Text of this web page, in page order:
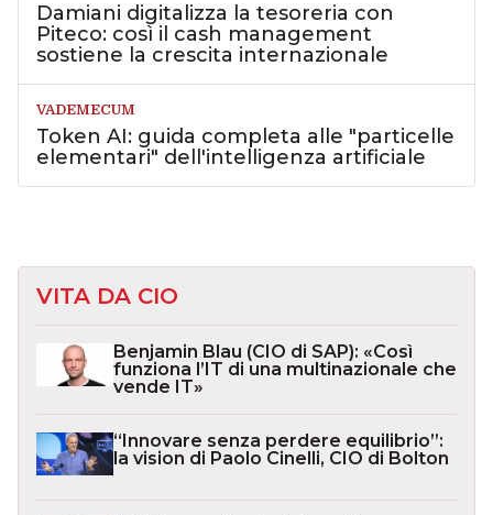
Damiani digitalizza la tesoreria con
Piteco: così il cash management
sostiene la crescita internazionale
VADEMECUM
Token AI: guida completa alle "particelle
elementari" dell'intelligenza artificiale
VITA DA CIO
Benjamin Blau (CIO di SAP): «Così
funziona l’IT di una multinazionale che
vende IT»
“Innovare senza perdere equilibrio”:
la vision di Paolo Cinelli, CIO di Bolton